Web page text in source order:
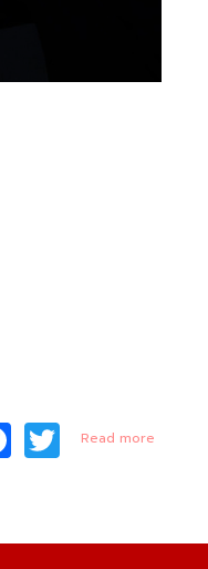
F
a
e
T
er
Read more